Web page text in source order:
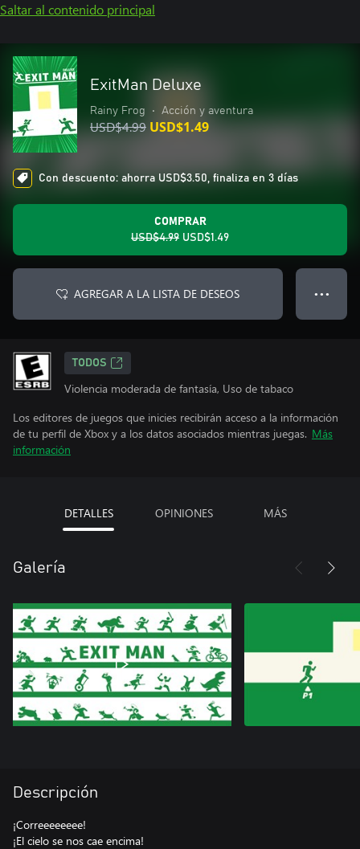
Saltar al contenido principal
ExitMan Deluxe
Rainy Frog • Acción y aventura
USD$4.99 USD$1.49
Con descuento: ahorra USD$3.50, finaliza en 3 días
COMPRAR
USD$4.99 USD$1.49
AGREGAR A LA LISTA DE DESEOS ● ● ●
TODOS
Violencia moderada de fantasía, Uso de tabaco
Los editores de juegos que inicies recibirán acceso a la información
de tu perfil de Xbox y a los datos asociados mientras juegas. Más
información
DETALLES OPINIONES MÁS
Galería
Descripción
¡Correeeeeeee!
¡El cielo se nos cae encima!